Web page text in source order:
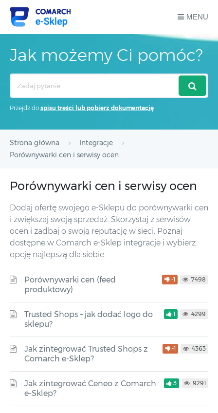
MENU
Jak możemy Ci pomóc?
Przejdź do spisu treści lub pobierz dokumentację
Strona główna
Integracje
Porównywarki cen i serwisy ocen
Porównywarki cen i serwisy ocen
Dodaj ofertę swojego e-Sklepu do porównywarki cen
i zwiększaj swoją sprzedaż. Skorzystaj z serwisów
ocen i zadbaj o swoją reputację w sieci. Poznaj
dostępne w Comarch e-Sklep integracje i wybierz
opcję najlepszą dla siebie.
Porównywarki cen (feed
produktowy)
-1 7498
Trusted Shops – jak dodać logo do
sklepu?
1 4299
Jak zintegrować Trusted Shops z
Comarch e-Sklep?
-1 4363
Jak zintegrować Ceneo z Comarch
e-Sklep?
3 9291